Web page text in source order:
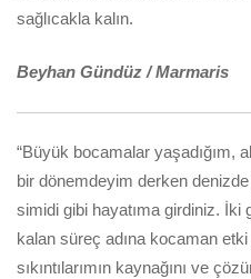
sağlıcakla kalın.
Beyhan Gündüz / Marmaris
“Büyük bocamalar yaşadığım,
bir dönemdeyim derken
simidi gibi hayatıma girdiniz.
kalan süreç adına kocaman
sıkıntılarımın kaynağını ve